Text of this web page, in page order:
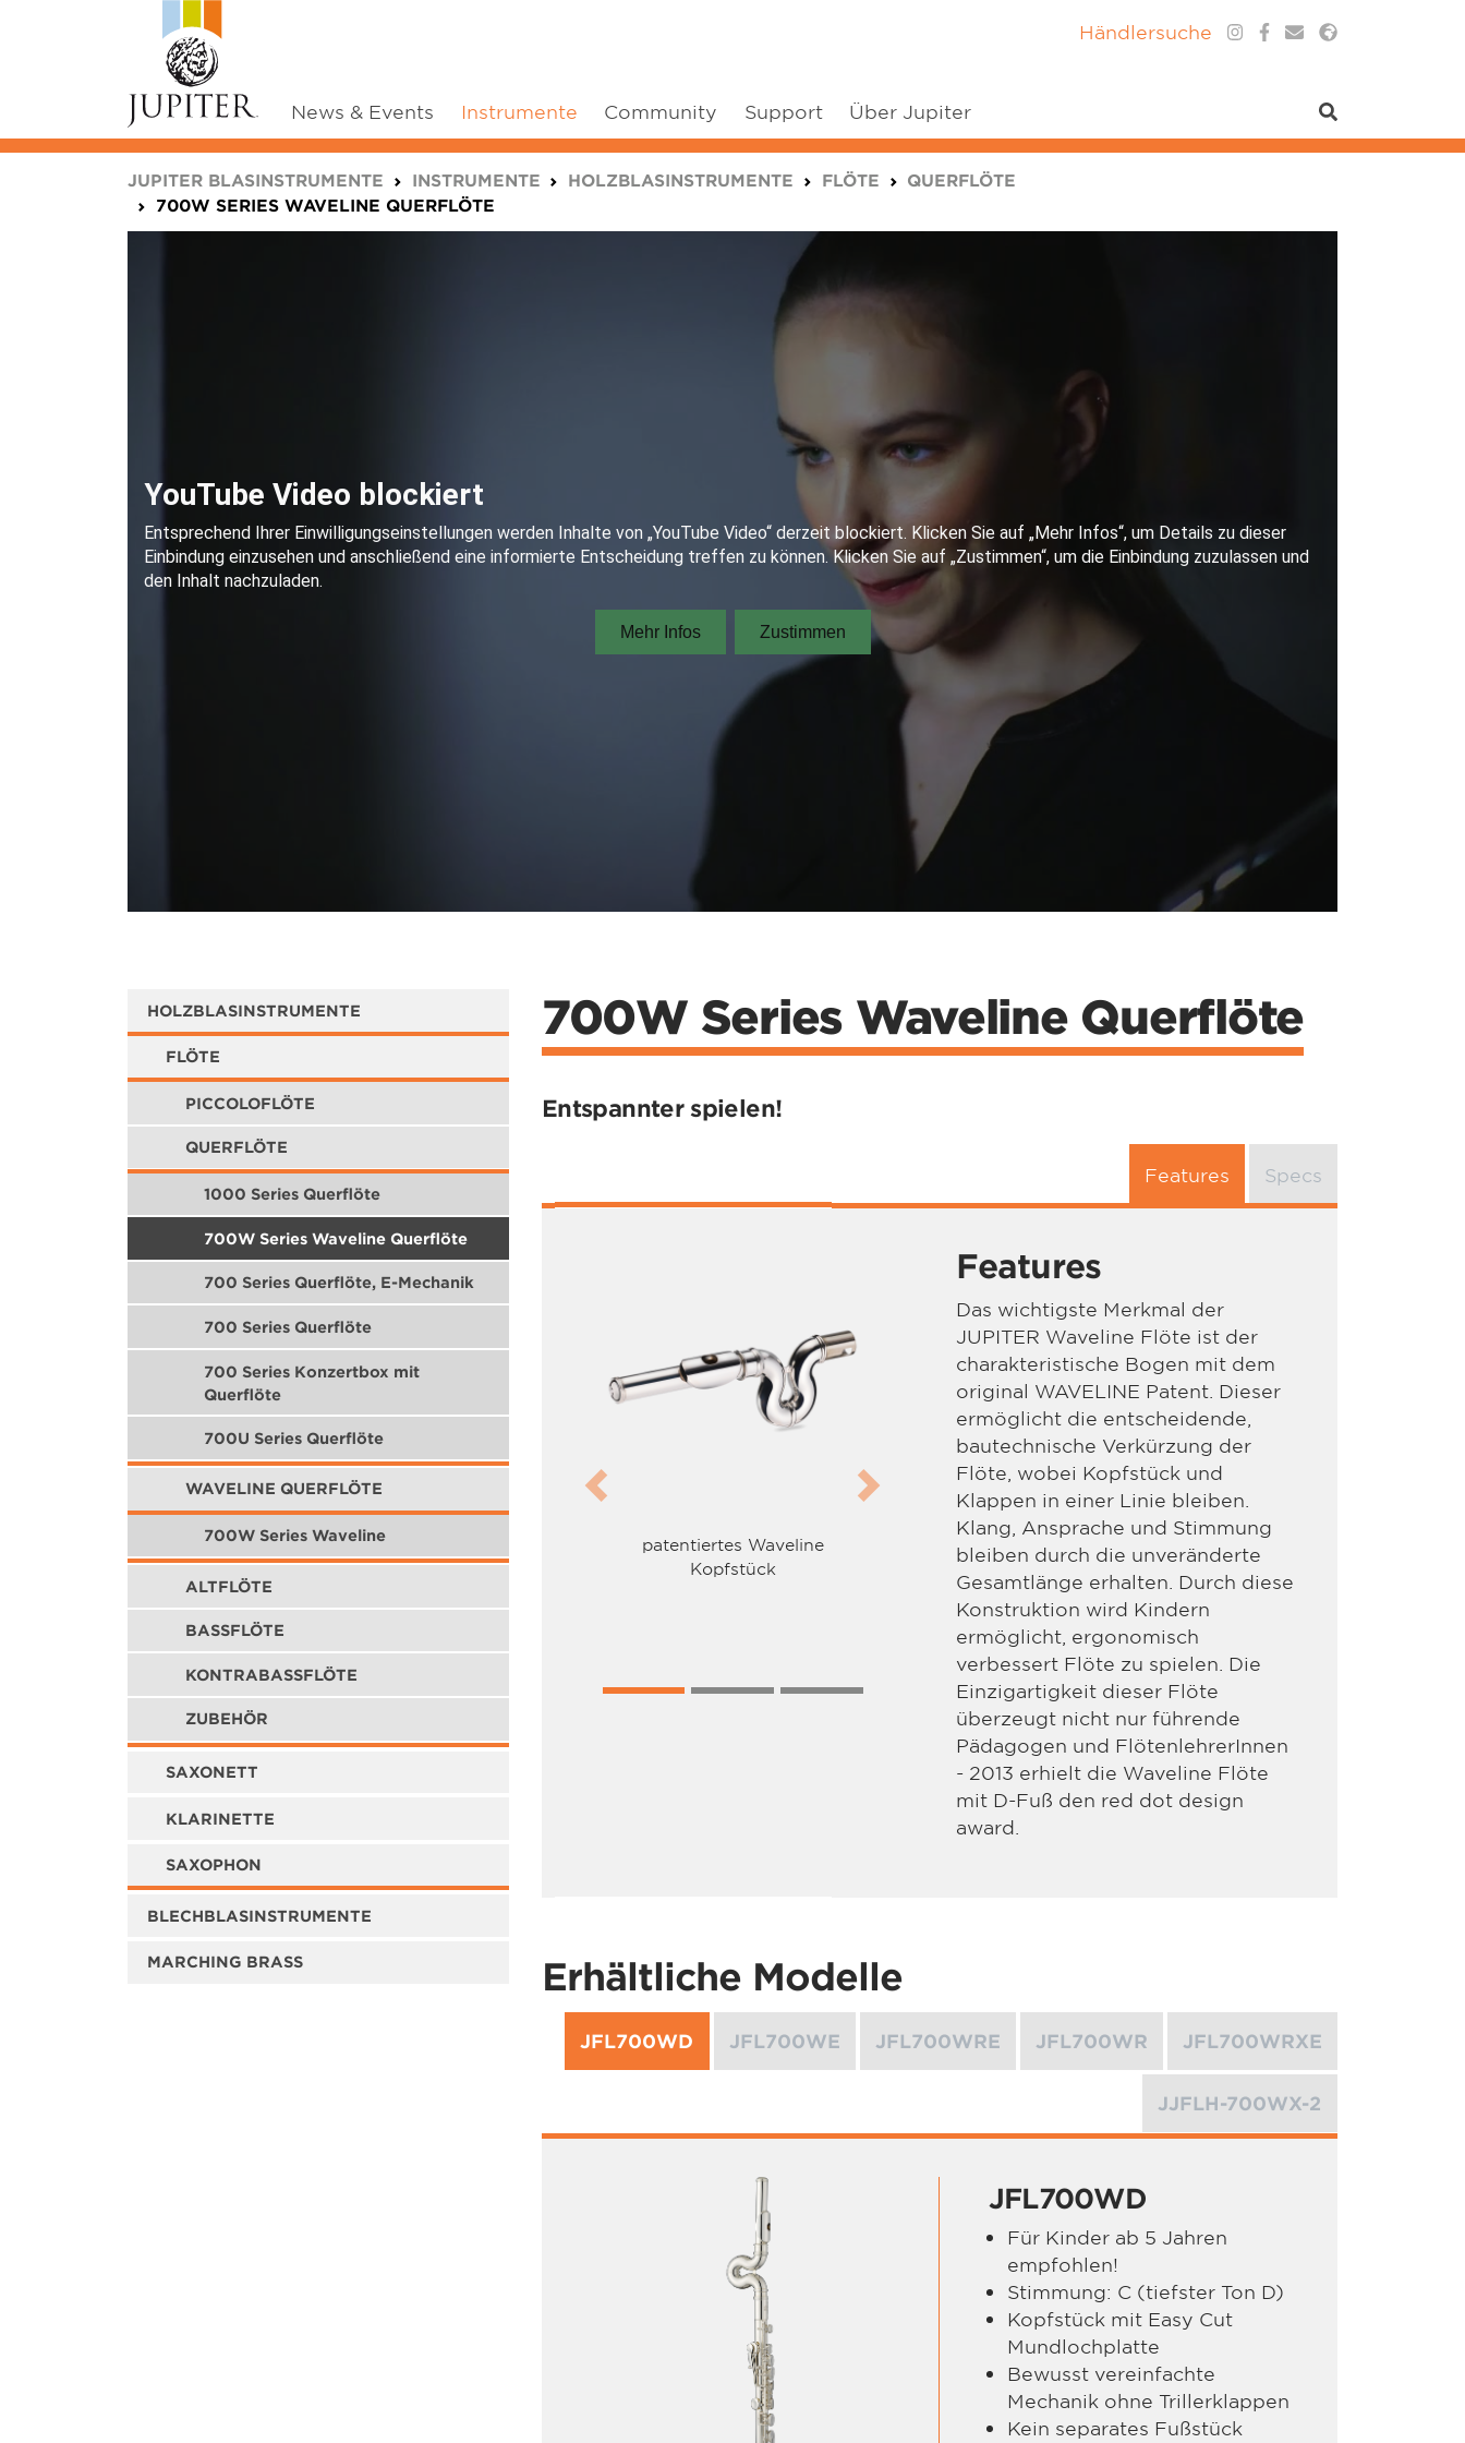
News & Events Instrumente Community Support Über Jupiter
Händlersuche
JUPITER BLASINSTRUMENTE INSTRUMENTE HOLZBLASINSTRUMENTE FLÖTE
QUERFLÖTE
700W SERIES WAVELINE QUERFLÖTE
HOLZBLASINSTRUMENTE
FLÖTE
PICCOLOFLÖTE
QUERFLÖTE
1000 Series Querflöte
700W Series Waveline Querflöte
700 Series Querflöte, E-Mechanik
700 Series Querflöte
700 Series Konzertbox mit
Querflöte
700U Series Querflöte
WAVELINE QUERFLÖTE
700W Series Waveline
ALTFLÖTE
BASSFLÖTE
KONTRABASSFLÖTE
ZUBEHÖR
SAXONETT
KLARINETTE
SAXOPHON
BLECHBLASINSTRUMENTE
MARCHING BRASS
700W Series Waveline Querflöte
Entspannter spielen!
Features Specs
Features
Das wichtigste Merkmal der
JUPITER Waveline Flöte ist der
charakteristische Bogen mit dem
original WAVELINE Patent. Dieser
ermöglicht die entscheidende,
bautechnische Verkürzung der
Flöte, wobei Kopfstück und
Klappen in einer Linie bleiben.
Klang, Ansprache und Stimmung
bleiben durch die unveränderte
Gesamtlänge erhalten. Durch diese
Konstruktion wird Kindern
ermöglicht, ergonomisch
verbessert Flöte zu spielen. Die
Einzigartigkeit dieser Flöte
überzeugt nicht nur führende
Pädagogen und FlötenlehrerInnen
- 2013 erhielt die Waveline Flöte
mit D-Fuß den red dot design
award.
patentiertes Waveline
Kopfstück
Previous Next
Erhältliche Modelle
JFL700WD JFL700WE JFL700WRE JFL700WR JFL700WRXE
JJFLH-700WX-2
JFL700WD
Für Kinder ab 5 Jahren
empfohlen!
Stimmung: C (tiefster Ton D)
Kopfstück mit Easy Cut
Mundlochplatte
Bewusst vereinfachte
Mechanik ohne Trillerklappen
Kein separates Fußstück